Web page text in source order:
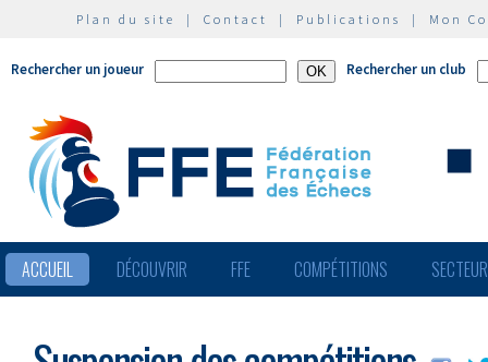
Plan du site | Contact | Publications | Mon
Rechercher un joueur Rechercher un club
ACCUEIL DÉCOUVRIR FFE COMPÉTITIONS